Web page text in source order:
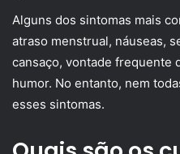
Alguns dos sintomas mais
atraso menstrual, náuseas,
cansaço, vontade frequente
humor. No entanto, nem
esses sintomas.